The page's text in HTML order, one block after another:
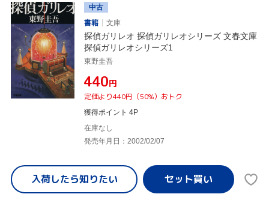
中古
書籍
文庫
探偵ガリレオ 探偵ガリレオシリーズ 文春文庫
探偵ガリレオシリーズ1
東野圭吾
¥440円
定価より440円（50%）おトク
獲得ポイント 4P
在庫なし
発売年月日：2002/02/07
入荷したら知りたい